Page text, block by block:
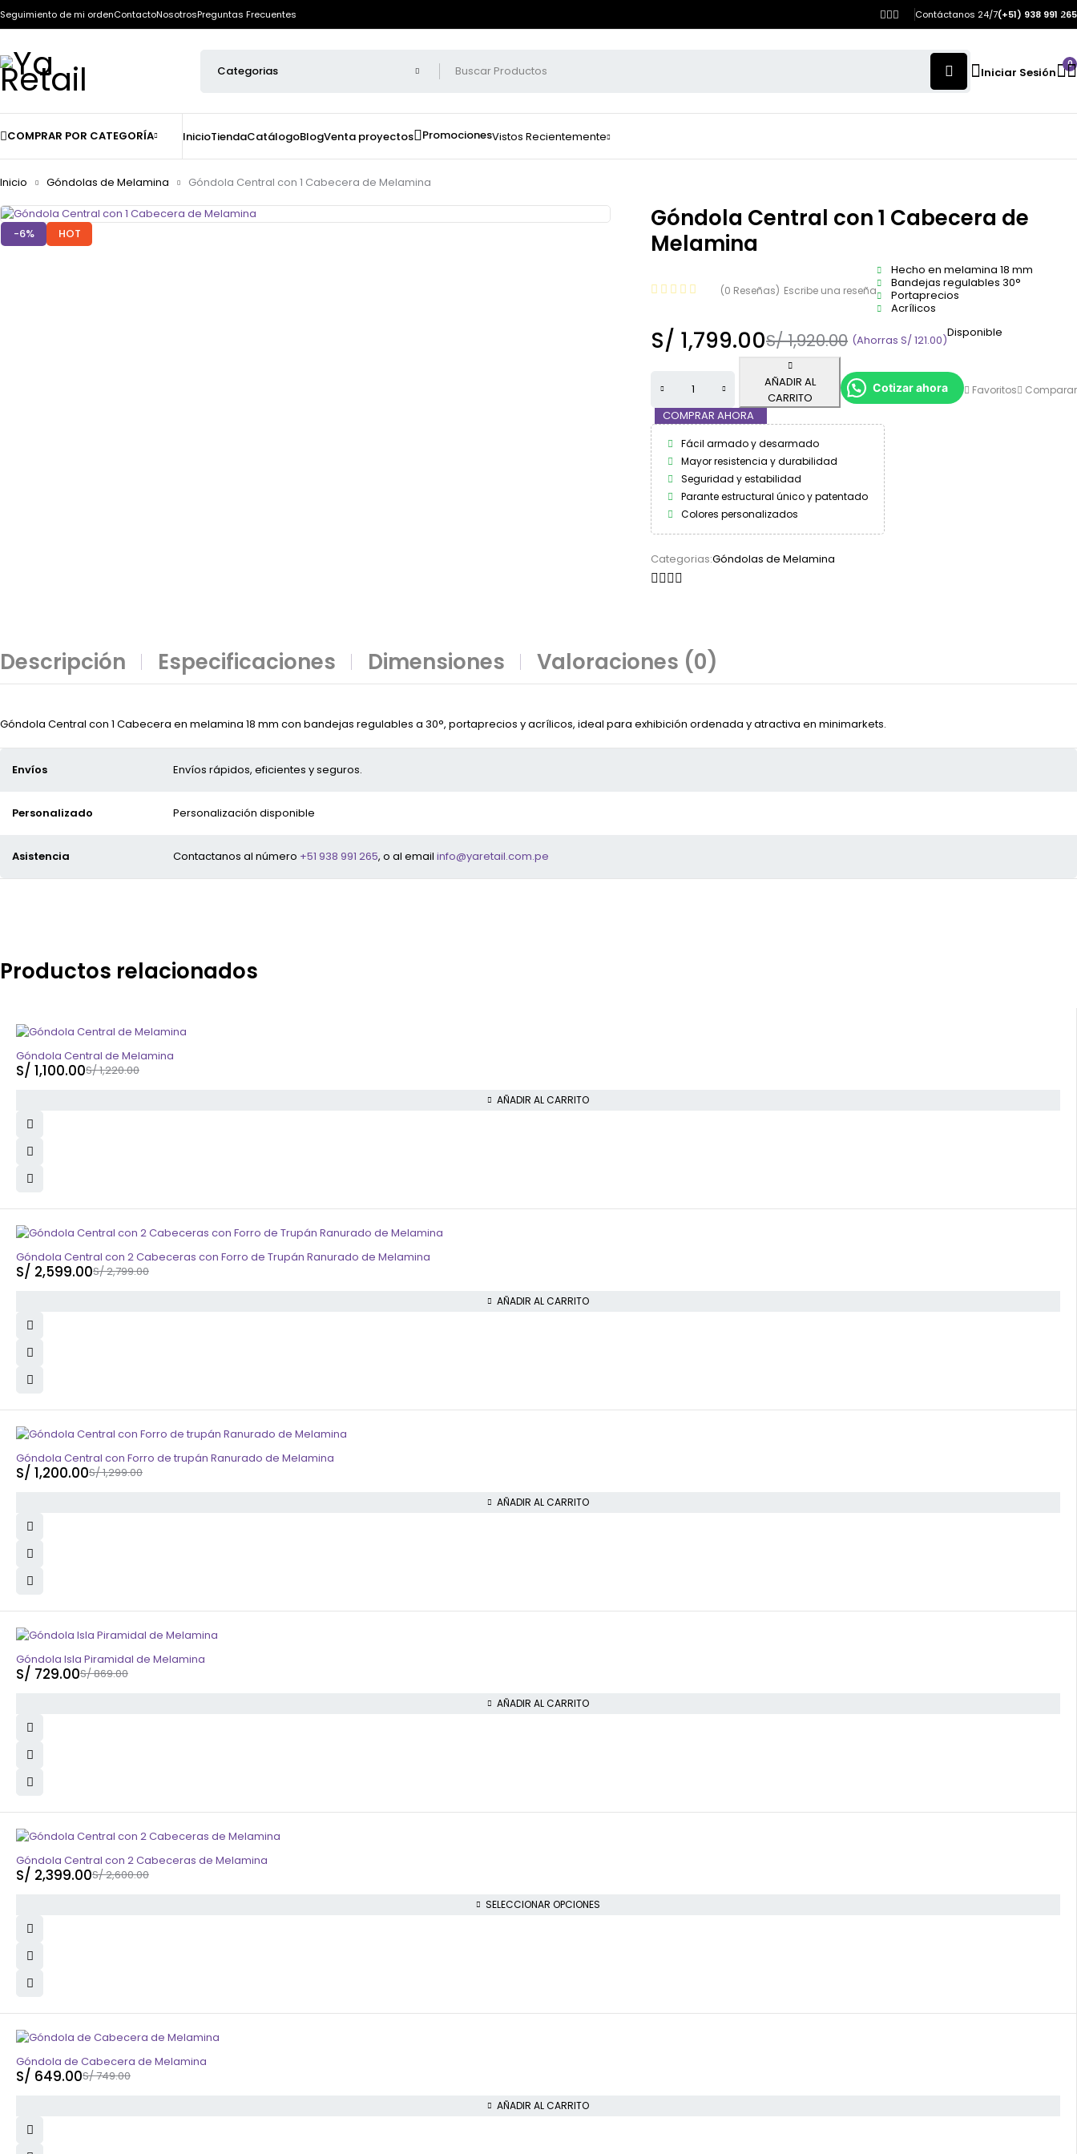
Seguimiento de mi ordenContactoNosotrosPreguntas Frecuentes Contáctanos 24/7(+51) 938 991 265
Iniciar Sesión
0
COMPRAR POR CATEGORÍA InicioTiendaCatálogoBlogVenta proyectos PromocionesVistos Recientemente
Inicio Góndolas de Melamina Góndola Central con 1 Cabecera de Melamina
-6% HOT
Góndola Central con 1 Cabecera de
Melamina
(0 Reseñas) Escribe una reseña
Hecho en melamina 18 mm
Bandejas regulables 30°
Portaprecios
Acrílicos
S/1,920.00
S/ 1,799.00 (Ahorras S/121.00)
Disponible
AÑADIR AL
CARRITO
COMPRAR AHORA
Cotizar ahora Favoritos Comparar
Fácil armado y desarmado
Mayor resistencia y durabilidad
Seguridad y estabilidad
Parante estructural único y patentado
Colores personalizados
Categorias:Góndolas de Melamina
Descripción Especificaciones Dimensiones Valoraciones (0)
Góndola Central con 1 Cabecera en melamina 18 mm con bandejas regulables a 30°, portaprecios y acrílicos, ideal para exhibición ordenada y atractiva en minimarkets.
Envíos Envíos rápidos, eficientes y seguros.
Personalizado Personalización disponible
Asistencia Contactanos al número +51 938 991 265, o al email info@yaretail.com.pe
Productos relacionados
-10%
Góndola Central de Melamina
S/1,220.00
S/ 1,100.00
AÑADIR AL CARRITO
-7%
Góndola Central con 2 Cabeceras con Forro de Trupán Ranurado de Melamina
S/2,799.00
S/ 2,599.00
AÑADIR AL CARRITO
-8%
Góndola Central con Forro de trupán Ranurado de Melamina
S/1,299.00
S/ 1,200.00
AÑADIR AL CARRITO
-16%
Góndola Isla Piramidal de Melamina
S/869.00
S/ 729.00
AÑADIR AL CARRITO
-8%
Góndola Central con 2 Cabeceras de Melamina
S/2,600.00
S/ 2,399.00
SELECCIONAR OPCIONES
-13%
Góndola de Cabecera de Melamina
S/749.00
S/ 649.00
AÑADIR AL CARRITO